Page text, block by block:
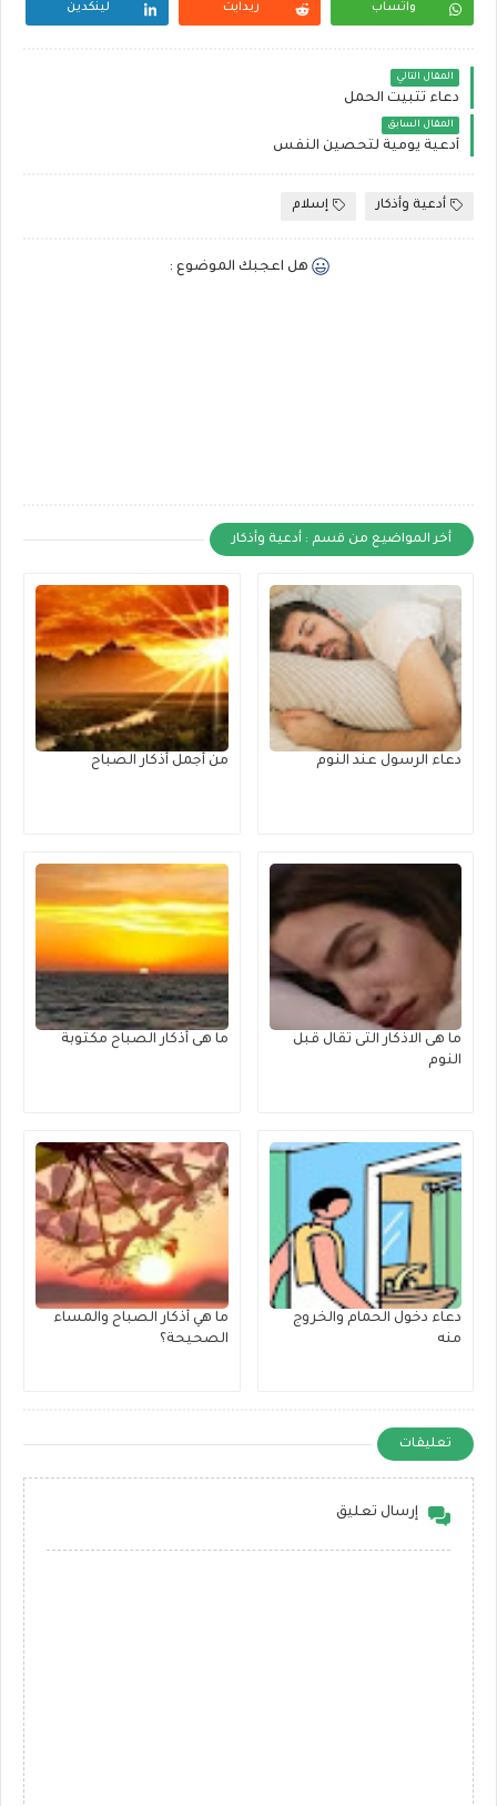
واتساب ريدايت لينكدين
المقال التالي
دعاء تثبيت الحمل
المقال السابق
أدعية يومية لتحصين النفس
أدعية وأذكار إسلام
هل اعجبك الموضوع :
أخر المواضيع من قسم : أدعية وأذكار
دعاء الرسول عند النوم من أجمل أذكار الصباح
ما هى الاذكار التى تقال قبل
النوم
ما هى أذكار الصباح مكتوبة
دعاء دخول الحمام والخروج
منه
ما هي أذكار الصباح والمساء
الصحيحة؟
تعليقات
إرسال تعليق